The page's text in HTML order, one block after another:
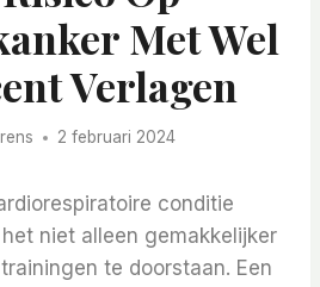
Met Wel
Verlagen
2 februari 2024
conditie
niet alleen gemakkelijker
te doorstaan. Een